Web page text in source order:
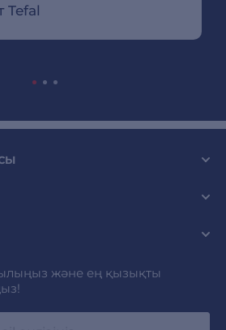
Tefal
және ең қызықты